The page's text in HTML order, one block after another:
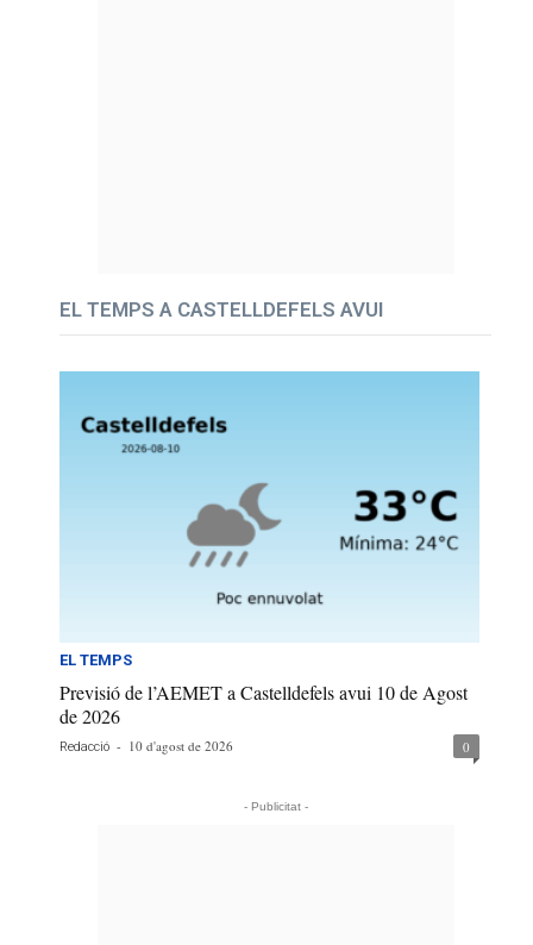
EL TEMPS A CASTELLDEFELS AVUI
EL TEMPS
Previsió de l’AEMET a Castelldefels avui 10 de Agost
de 2026
Redacció - 10 d'agost de 2026 0
- Publicitat -